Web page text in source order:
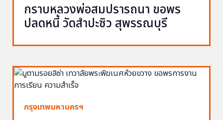
กราบหลวงพ่อสมปรารถนา ขอพร
ปลดหนี้ วัดสำปะซิว สุพรรณบุรี
กรุงเทพมหานครฯ